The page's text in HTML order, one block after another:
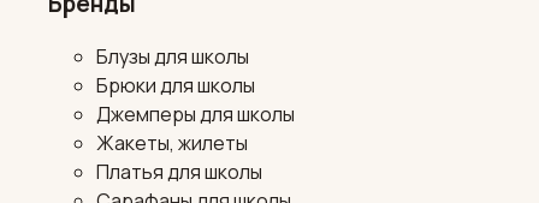
Блузы для школы
Брюки для школы
Джемперы для школы
Жакеты, жилеты
Платья для школы